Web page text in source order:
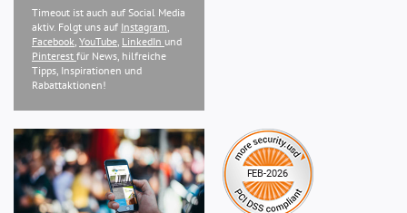
Timeout ist auch auf Social Media
aktiv. Folgt uns auf Instagram
Facebook YouTube LinkedIn und
Pinterest für News, hilfreiche
Tipps, Inspirationen und
Rabattaktionen!